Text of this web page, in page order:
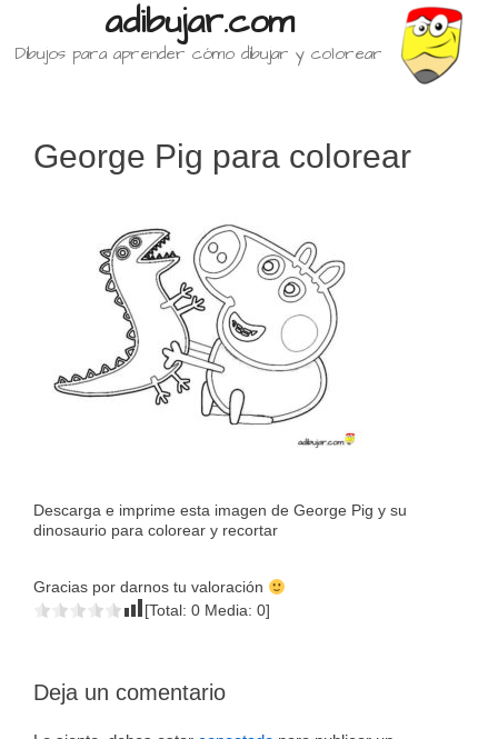
adibujar.com
Dibujos para aprender cómo dibujar y colorear
George Pig para colorear
Descarga e imprime esta imagen de George Pig y su
dinosaurio para colorear y recortar
Gracias por darnos tu valoración
[Total: 0 Media: 0]
Deja un comentario